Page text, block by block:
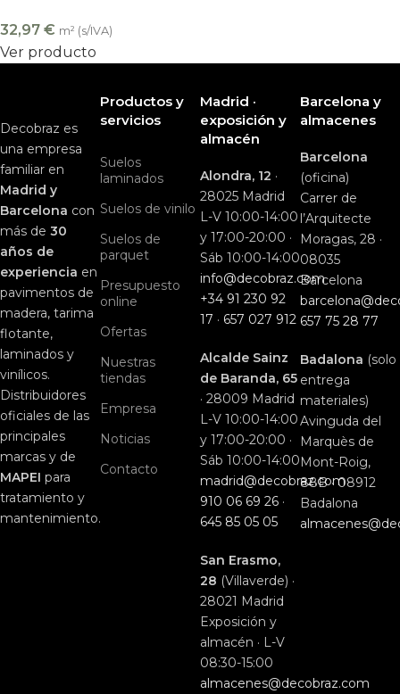
32,97 € m² (s/IVA)
Ver producto
Decobraz es
una empresa
familiar en
Madrid y
Barcelona con
más de 30
años de
experiencia en
pavimentos de
madera, tarima
flotante,
laminados y
vinílicos.
Distribuidores
oficiales de las
principales
marcas y de
MAPEI para
tratamiento y
mantenimiento.
Productos y
servicios
Suelos
laminados
Suelos de vinilo
Suelos de
parquet
Presupuesto
online
Ofertas
Nuestras
tiendas
Empresa
Noticias
Contacto
Madrid ·
exposición y
almacén
Alondra, 12 ·
28025 Madrid
L-V 10:00-14:00
y 17:00-20:00 ·
Sáb 10:00-14:00
info@decobraz.com
+34 91 230 92
17 · 657 027 912
Alcalde Sainz
de Baranda, 65
· 28009 Madrid
L-V 10:00-14:00
y 17:00-20:00 ·
Sáb 10:00-14:00
madrid@decobraz.com
910 06 69 26 ·
645 85 05 05
San Erasmo,
28 (Villaverde) ·
28021 Madrid
Exposición y
almacén · L-V
08:30-15:00
almacenes@decobraz.com
Barcelona y
almacenes
Barcelona
(oficina)
Carrer de
l’Arquitecte
Moragas, 28 ·
08035
Barcelona
657 75 28 77
Badalona (solo
entrega
materiales)
Avinguda del
Marquès de
Mont-Roig,
88B · 08912
Badalona